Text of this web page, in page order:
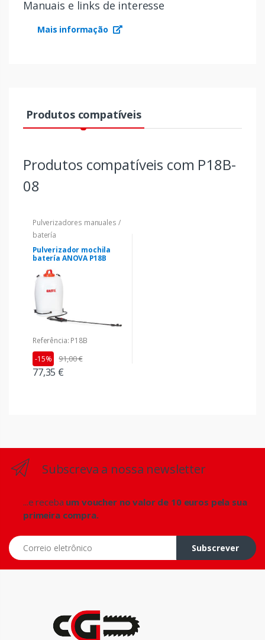
Manuais e links de interesse
Mais informação
Produtos compatíveis
Produtos compatíveis com P18B-
08
Pulverizadores manuales /
batería
Pulverizador mochila
batería ANOVA P18B
Referência: P18B
77,35 €
-15% 91,00 €
Subscreva a nossa newsletter
...e receba um voucher no valor de 10 euros pela sua
primeira compra.
Correio eletrônico
Subscrever